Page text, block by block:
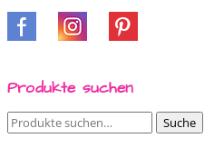
Produkte suchen
Suche
Suche